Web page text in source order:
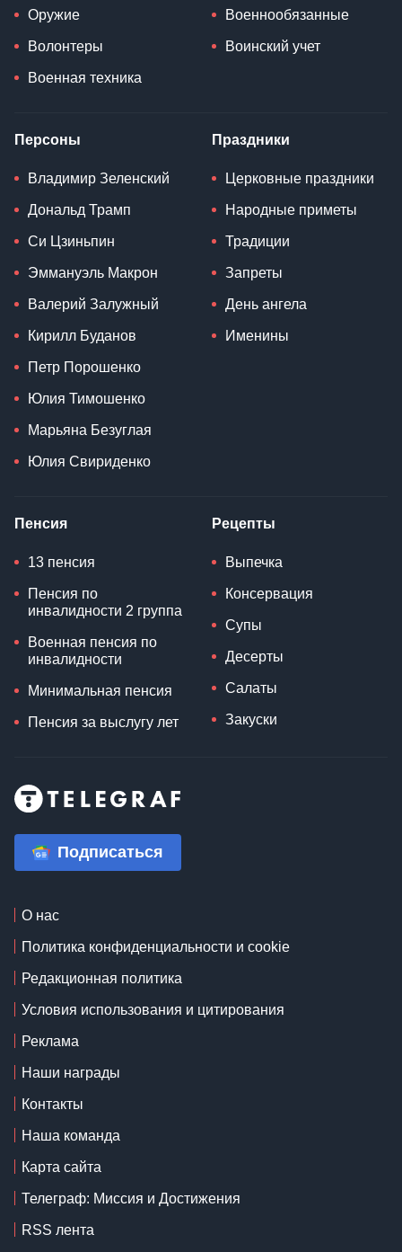
Оружие
Волонтеры
Военная техника
Военнообязанные
Воинский учет
Персоны
Владимир Зеленский
Дональд Трамп
Си Цзиньпин
Эммануэль Макрон
Валерий Залужный
Кирилл Буданов
Петр Порошенко
Юлия Тимошенко
Марьяна Безуглая
Юлия Свириденко
Праздники
Церковные праздники
Народные приметы
Традиции
Запреты
День ангела
Именины
Пенсия
13 пенсия
Пенсия по
инвалидности 2 группа
Военная пенсия по
инвалидности
Минимальная пенсия
Пенсия за выслугу лет
Рецепты
Выпечка
Консервация
Супы
Десерты
Салаты
Закуски
Подписаться
О нас
Политика конфиденциальности и cookie
Редакционная политика
Условия использования и цитирования
Реклама
Наши награды
Контакты
Наша команда
Карта сайта
Телеграф: Миссия и Достижения
RSS лента